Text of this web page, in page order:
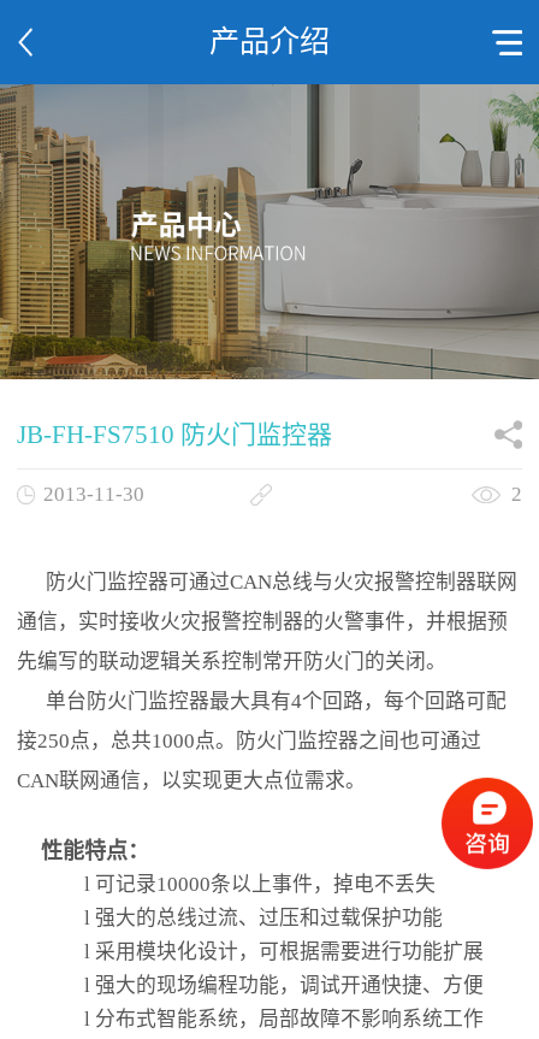
产品介绍
JB-FH-FS7510 防火门监控器
2013-11-30 2
防火门监控器可通过CAN总线与火灾报警控制器联网
通信，实时接收火灾报警控制器的火警事件，并根据预
先编写的联动逻辑关系控制常开防火门的关闭。
单台防火门监控器最大具有4个回路，每个回路可配
接250点，总共1000点。防火门监控器之间也可通过
CAN联网通信，以实现更大点位需求。
性能特点：
l 可记录10000条以上事件，掉电不丢失
l 强大的总线过流、过压和过载保护功能
l 采用模块化设计，可根据需要进行功能扩展
l 强大的现场编程功能，调试开通快捷、方便
l 分布式智能系统，局部故障不影响系统工作